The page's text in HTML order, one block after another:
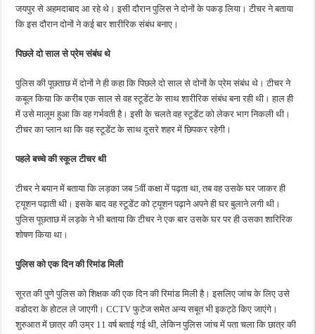
जयपुर से अहमदाबाद आ रहे थे। इसी दौरान पुलिस ने दोनों के पकड़ लिया। टीचर ने बताया
कि इस दौरान दोनों ने कई बार शारीरिक संबंध बनाए।
पिछले दो साल से प्रेम संबंध थे
पुलिस की पूछताछ में दोनों ने ही कहा कि पिछले दो साल से दोनों के प्रेम संबंध थे। टीचर ने
कबूल किया कि करीब एक साल से वह स्टूडेंट के साथ शारीरिक संबंध बना रही थी। हाल ही
में उसे मालूम हुआ कि वह गर्भवती है। इसी के चलते वह स्टूडेंट को लेकर भाग निकली थी।
टीचर का प्लान था कि वह स्टूडेंट के साथ दूसरे शहर में छिपकर रहेगी।
पहले बच्चे की स्कूल टीचर थी
टीचर ने बयान में बताया कि लड़का जब 5वीं कक्षा में पढ़ता था, तब वह उसके घर जाकर ही
ट्यूशन पढ़ाती थी। इसके बाद वह स्टूडेंट को ट्यूशन पढ़ाने अपने ही घर बुलाने लगी थी।
पुलिस पूछताछ में लड़के ने भी बताया कि टीचर ने एक बार उसके घर पर ही उसका शारिरिक
शोषण किया था।
पुलिस को एक दिन की रिमांड मिली
सूरत की पुणे पुलिस को शिक्षक की एक दिन की रिमांड मिली है। इसलिए जांच के लिए उसे
वडोदरा के होटल ले जाएगी। CCTV फुटेज समेत अन्य सबूत भी इकट्ठे किए जाएंगे।
शुरुआत में छात्र की उम्र 11 वर्ष बताई गई थी, लेकिन पुलिस जांच में पता चला कि छात्र की